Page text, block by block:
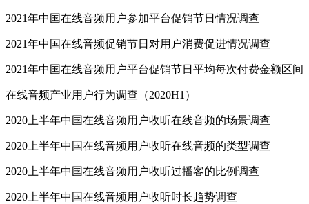
2021年中国在线音频用户参加平台促销节日情况调查
2021年中国在线音频促销节日对用户消费促进情况调查
2021年中国在线音频用户平台促销节日平均每次付费金额区间
在线音频产业用户行为调查（2020H1）
2020上半年中国在线音频用户收听在线音频的场景调查
2020上半年中国在线音频用户收听在线音频的类型调查
2020上半年中国在线音频用户收听过播客的比例调查
2020上半年中国在线音频用户收听时长趋势调查